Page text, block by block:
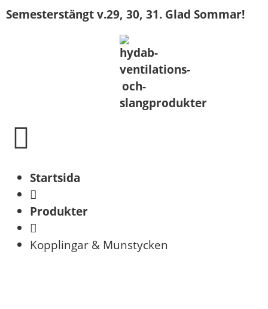
Semesterstängt v.29, 30, 31. Glad Sommar!
Startsida
Produkter
Kopplingar & Munstycken